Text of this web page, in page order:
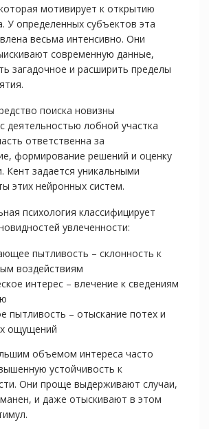
мотивирует к открытию
У определенных субъектов эта
весьма интенсивно. Они
современную данные,
загадочное и расширить пределы
поиска новизны
деятельностью лобной участка
ответственна за
формирование решений и оценку
Кент задается уникальными
этих нейронных систем.
психология классифицирует
увлеченности:
пытливость – склонность к
воздействиям
интерес – влечение к сведениям
пытливость – отыскание потех и
ощущений
объемом интереса часто
устойчивость к
Они проще выдерживают случаи,
и даже отыскивают в этом